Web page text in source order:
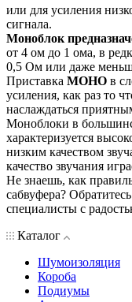
или для усиления
сигнала.
Моноблок
от 4 ом до 1 ома, в
0,5 Ом или даже
Приставка МОНО в
усиления, как раз то
наслаждаться
Моноблоки в
характеризуется
низким качеством
качество звучания
Не знаешь, как
сабвуфера?
специалисты с
Каталог
Шумоизоляция
Короба
Подиумы